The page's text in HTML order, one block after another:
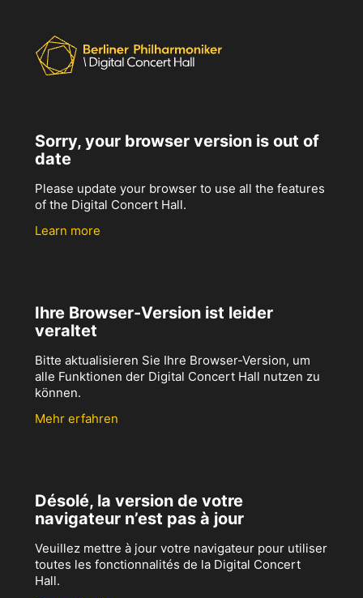
Sorry, your browser version is out of
date
Please update your browser to use all the features
of the Digital Concert Hall.
Learn more
Ihre Browser-Version ist leider
veraltet
Bitte aktualisieren Sie Ihre Browser-Version, um
alle Funktionen der Digital Concert Hall nutzen zu
können.
Mehr erfahren
Désolé, la version de votre
navigateur n’est pas à jour
Veuillez mettre à jour votre navigateur pour utiliser
toutes les fonctionnalités de la Digital Concert
Hall.